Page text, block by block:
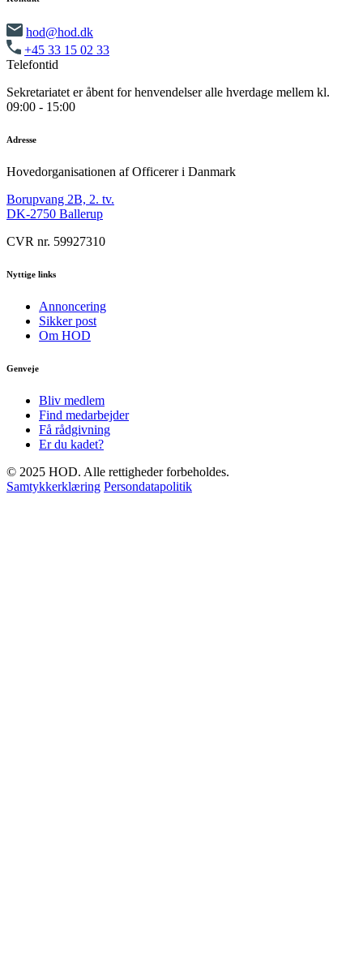
hod@hod.dk
+45 33 15 02 33
Telefontid
Sekretariatet er åbent for henvendelser alle hverdage mellem kl.
09:00 - 15:00
Adresse
Hovedorganisationen af Officerer i Danmark
Borupvang 2B, 2. tv.
DK-2750 Ballerup
CVR nr. 59927310
Nyttige links
Annoncering
Sikker post
Om HOD
Genveje
Bliv medlem
Find medarbejder
Få rådgivning
Er du kadet?
© 2025 HOD. Alle rettigheder forbeholdes.
Samtykkerklæring Persondatapolitik